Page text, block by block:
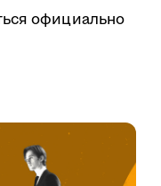
официально